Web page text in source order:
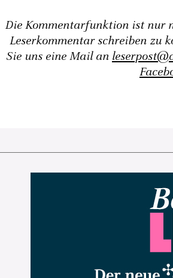
Die Kommentarfunktion ist nur
Leserkommentar schreiben zu
Sie uns eine Mail an